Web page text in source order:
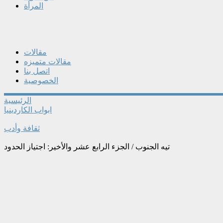
المرأة
مقالات
مقالات متميزه
اتصل بنا
الخصوصية
الرئيسية
ابواب الكاردينيا
ثقافة وأدب
تيه الجنوب / الجزء الرابع عشر والأخير: اجتياز الحدود